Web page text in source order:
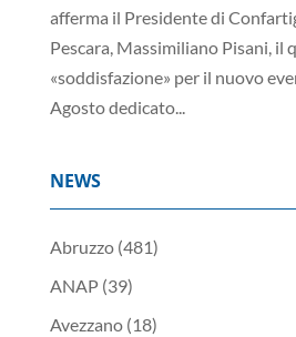
afferma il Presidente di
Pescara, Massimiliano Pisani, il
«soddisfazione» per il nuovo
Agosto dedicato...
NEWS
Abruzzo(481)
ANAP(39)
Avezzano(18)